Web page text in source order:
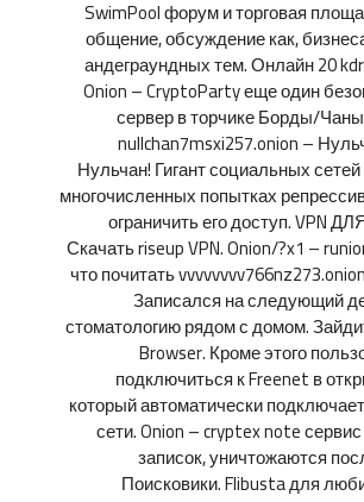
SwimPool форум и торговая
общение, обсуждение как,
андеграундных тем. Онлайн 20
Onion – CryptoParty еще один
сервер в торчике Борды/
nullchan7msxi257.onion –
Нульчан! Гигант социальных
многочисленных попытках
ограничить его доступ. VPN
Скачать riseup VPN. Onion/?x1 –
что почитать
Записался на следующий
стоматологию рядом с домом.
Browser. Кроме этого
подключиться к Freenet в
который автоматически
сети. Onion – cryptex note
записок, уничтожаются
Поисковики. Flibusta для